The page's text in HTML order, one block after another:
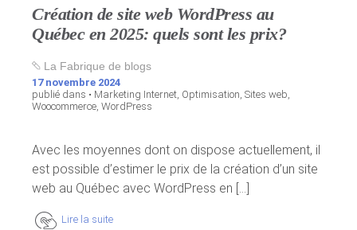
Création de site web WordPress au
Québec en 2025: quels sont les prix?
La Fabrique de blogs
17 novembre 2024
publié dans • Marketing Internet, Optimisation, Sites web,
Woocommerce, WordPress
Avec les moyennes dont on dispose actuellement, il
est possible d’estimer le prix de la création d’un site
web au Québec avec WordPress en [...]
Lire la suite